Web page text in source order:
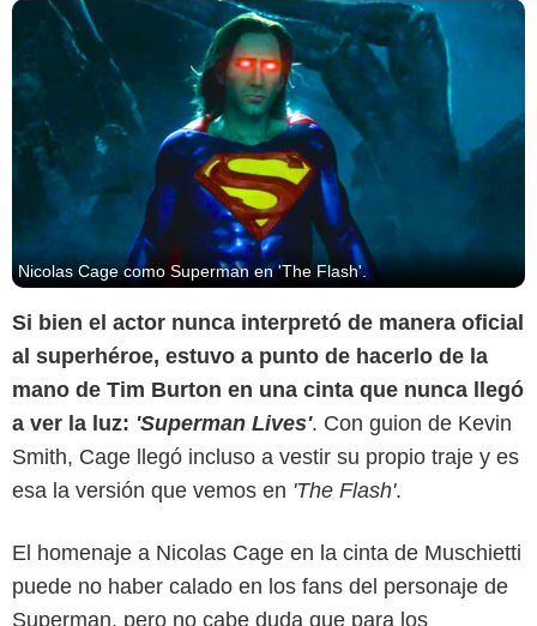
Nicolas Cage como Superman en 'The Flash'.
Si bien el actor nunca interpretó de manera oficial
al superhéroe, estuvo a punto de hacerlo de la
mano de Tim Burton en una cinta que nunca llegó
a ver la luz: 'Superman Lives'. Con guion de Kevin
Smith, Cage llegó incluso a vestir su propio traje y es
esa la versión que vemos en 'The Flash'.
El homenaje a Nicolas Cage en la cinta de Muschietti
puede no haber calado en los fans del personaje de
Superman, pero no cabe duda que para los
Warner Bros.